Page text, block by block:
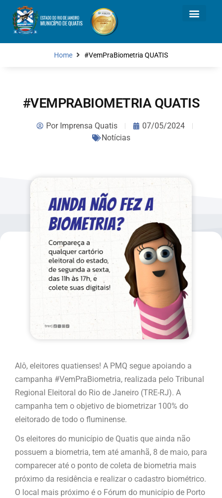
Home #VemPraBiometria QUATIS
#VEMPRABIOMETRIA QUATIS
PorImprensa Quatis
07/05/2024
Notícias
Alô, eleitores quatienses! A PMQ segue apoiando a
campanha #VemPraBiometria, realizada pelo Tribunal
Regional Eleitoral do Rio de Janeiro (TRE-RJ). A
campanha tem o objetivo de biometrizar 100% do
eleitorado de todo o fluminense.
Os eleitores do município de Quatis que ainda não
possuem a biometria, tem até amanhã, 8 de maio, para
comparecer até o ponto de coleta de biometria mais
próximo da residência e realizar o cadastro biométrico.
O local mais próximo é o Fórum do município de Porto